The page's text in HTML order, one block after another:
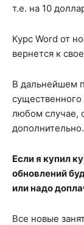
т.е. на 10
Курс Word от
вернется к
В дальнейшем
любом случае,
дополнительно.
Если я купил
обновлений
или надо
Все новые